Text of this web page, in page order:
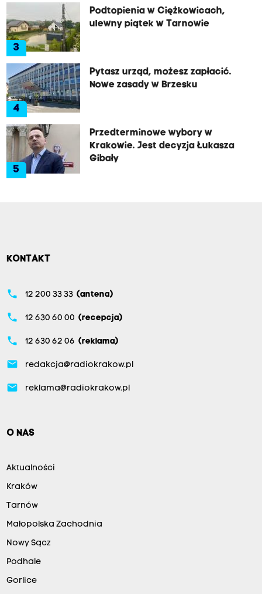
3
Podtopienia w Ciężkowicach,
ulewny piątek w Tarnowie
4
Pytasz urząd, możesz zapłacić.
Nowe zasady w Brzesku
5
Przedterminowe wybory w
Krakowie. Jest decyzja Łukasza
Gibały
KONTAKT
phone 12 200 33 33 (antena)
phone 12 630 60 00 (recepcja)
phone 12 630 62 06 (reklama)
email redakcja@radiokrakow.pl
email reklama@radiokrakow.pl
O NAS
Aktualności
Kraków
Tarnów
Małopolska Zachodnia
Nowy Sącz
Podhale
Gorlice